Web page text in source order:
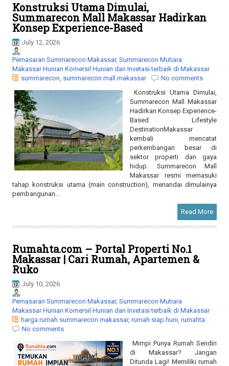
Konstruksi Utama Dimulai,
Summarecon Mall Makassar Hadirkan
Konsep Experience-Based
July 12, 2026
Pemasaran Summarecon Makassar, Summarecon Mutiara
Makassar Hunian Komersil Hunian dan Invetasi terbaik di Makassar
summarecon, summarecon mall makassar
No comments
Konstruksi Utama Dimulai,
Summarecon Mall Makassar
Hadirkan Konsep Experience-
Based Lifestyle
DestinationMakassar
kembali mencatat
perkembangan besar di
sektor properti dan gaya
hidup. Summarecon Mall
Makassar resmi memasuki
tahap konstruksi utama (main construction), menandai dimulainya
pembangunan...
Read More
Rumahta.com – Portal Properti No.1
Makassar | Cari Rumah, Apartemen &
Ruko
July 10, 2026
Pemasaran Summarecon Makassar, Summarecon Mutiara
Makassar Hunian Komersil Hunian dan Invetasi terbaik di Makassar
harga rumah summarecon makassar, rumah siap huni, rumahta
No comments
Mimpi Punya Rumah Sendiri
di Makassar? Jangan
Ditunda Lagi! Memiliki rumah